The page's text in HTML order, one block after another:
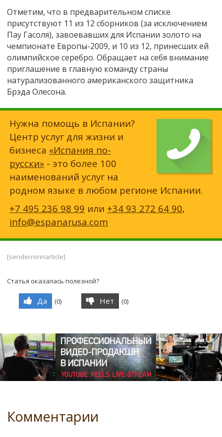
Отметим, что в предварительном списке
присутствуют 11 из 12 сборников (за исключением
Пау Гасоля), завоевавших для Испании золото на
чемпионате Европы-2009, и 10 из 12, принесших ей
олимпийское серебро. Обращает на себя внимание
приглашение в главную команду страны
натурализованного американского защитника
Брэда Олесона.
Нужна помощь в Испании?
Центр услуг для жизни и
бизнеса «Испания по-
русски» - это более 100
наименований услуг на
родном языке в любом регионе Испании.
+7 495 236 98 99 или +34 93 272 64 90,
info@espanarusa.com
[senderrorinarticle]
Статья оказалась полезной?
Да (0) Нет (0)
Комментарии